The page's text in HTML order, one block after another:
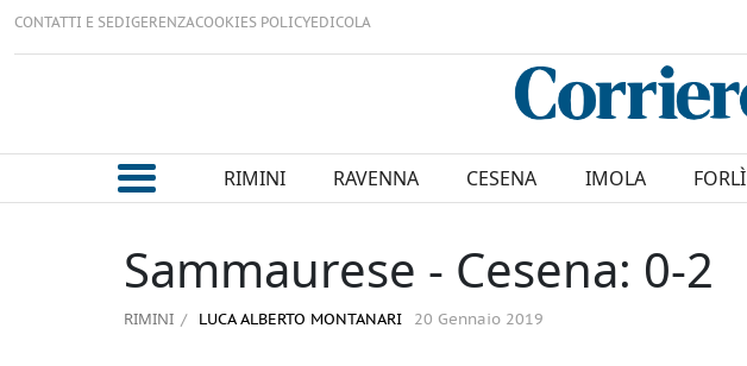
CONTATTI E SEDIGERENZACOOKIES POLICYEDICOLA
RIMINI RAVENNA CESENA IMOLA FORLÌ
Sammaurese - Cesena: 0-2
RIMINI LUCA ALBERTO MONTANARI 20 Gennaio 2019